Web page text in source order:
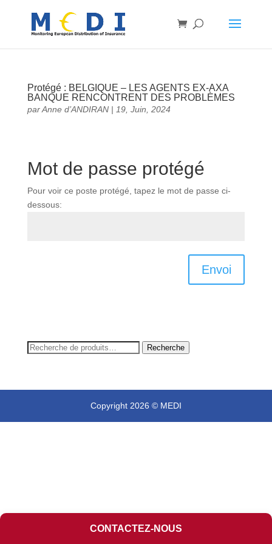
Protégé : BELGIQUE – LES AGENTS EX-AXA
BANQUE RENCONTRENT DES PROBLÈMES
parAnne d’ANDIRAN| 19, Juin, 2024
Mot de passe protégé
Pour voir ce poste protégé, tapez le mot de passe ci-
dessous:
Envoi
Recherche
Recherche
Copyright 2026 © MEDI
CONTACTEZ-NOUS